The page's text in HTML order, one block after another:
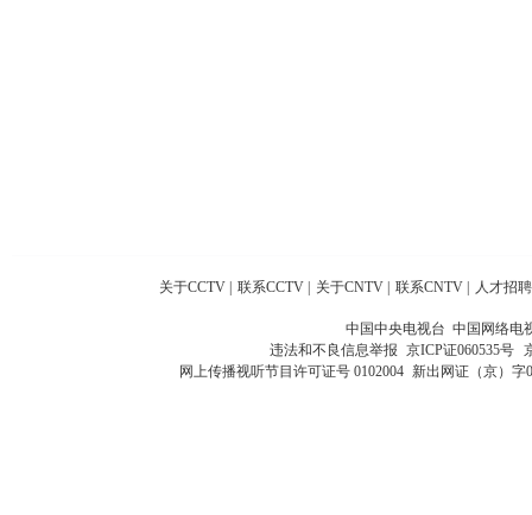
关于CCTV 联系CCTV 关于CNTV 联系CNTV 人才招聘
中国中央电视台 中国网络电
违法和不良信息举报 京ICP证060535号
网上传播视听节目许可证号 0102004 新出网证（京）